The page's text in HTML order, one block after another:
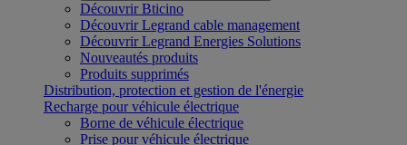
Découvrir Bticino
Découvrir Legrand cable management
Découvrir Legrand Energies Solutions
Nouveautés produits
Produits supprimés
Distribution, protection et gestion de l'énergie
Recharge pour véhicule électrique
Borne de véhicule électrique
Prise pour véhicule électrique